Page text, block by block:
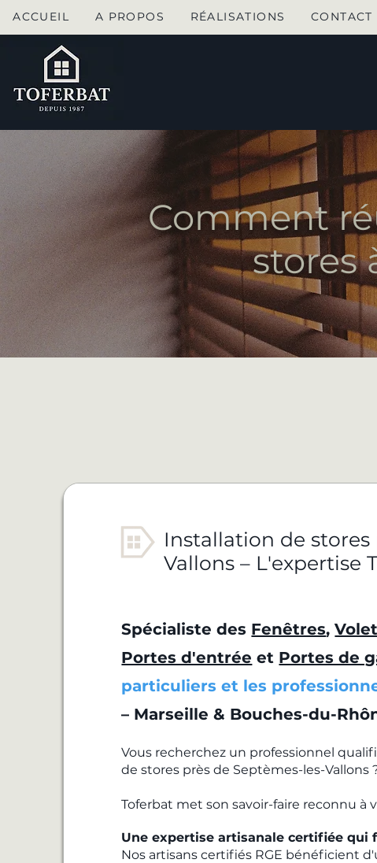
ACCUEIL A PROPOS RÉALISATIONS CONTACT
Comment
stores
Installation de stores
Vallons – L'expertise
Spécialiste des Fenêtres,
Portes d'entrée et Portes de
particuliers et les
– Marseille & Bouches-du-
Vous recherchez un professionnel
de stores près de Septèmes-les-Vallons
Toferbat met son savoir-faire reconnu à
Une expertise artisanale certifiée qui
Nos artisans certifiés RGE bénéficient